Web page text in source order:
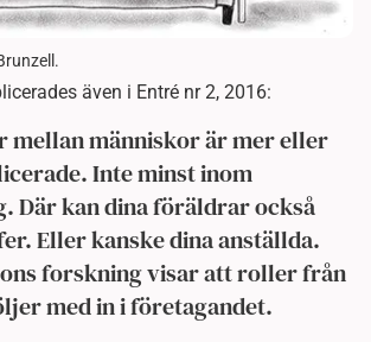
även i Entré nr 2, 2016:
mellan människor är mer eller
Inte minst inom
Där kan dina föräldrar också
Eller kanske dina anställda.
forskning visar att roller från
med in i företagandet.